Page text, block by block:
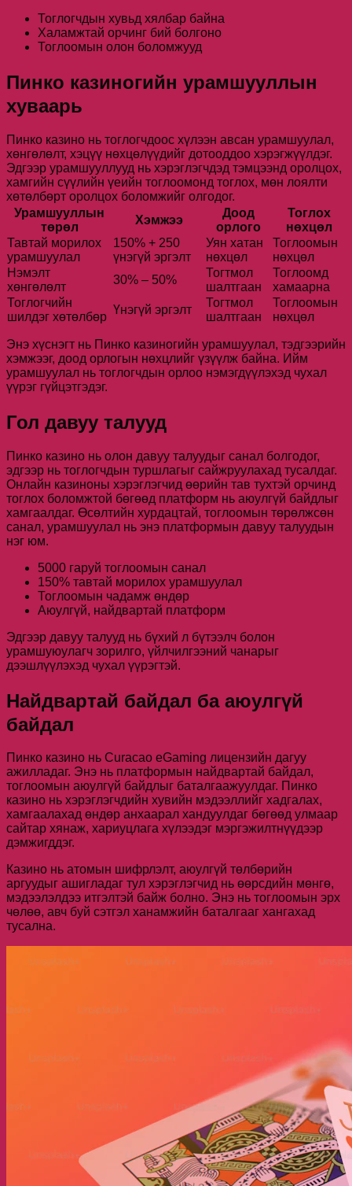
Тоглогчдын хувьд хялбар байна
Халамжтай орчинг бий болгоно
Тоглоомын олон боломжууд
Пинко казиногийн урамшууллын
хуваарь
Пинко казино нь тоглогчдоос хүлээн авсан урамшуулал,
хөнгөлөлт, хэцүү нөхцөлүүдийг дотооддоо хэрэгжүүлдэг.
Эдгээр урамшууллууд нь хэрэглэгчдэд тэмцээнд оролцох,
хамгийн сүүлийн үеийн тоглоомонд тоглох, мөн лоялти
хөтөлбөрт оролцох боломжийг олгодог.
Урамшууллын
төрөл
Хэмжээ
Доод
орлого
Тоглох
нөхцөл
Тавтай морилох
урамшуулал
150% + 250
үнэгүй эргэлт
Уян хатан
нөхцөл
Тоглоомын
нөхцөл
Нэмэлт
хөнгөлөлт
30% – 50%
Тогтмол
шалтгаан
Тоглоомд
хамаарна
Тоглогчийн
шилдэг хөтөлбөр
Үнэгүй эргэлт
Тогтмол
шалтгаан
Тоглоомын
нөхцөл
Энэ хүснэгт нь Пинко казиногийн урамшуулал, тэдгээрийн
хэмжээг, доод орлогын нөхцлийг үзүүлж байна. Ийм
урамшуулал нь тоглогчдын орлоо нэмэгдүүлэхэд чухал
үүрэг гүйцэтгэдэг.
Гол давуу талууд
Пинко казино нь олон давуу талуудыг санал болгодог,
эдгээр нь тоглогчдын туршлагыг сайжруулахад тусалдаг.
Онлайн казиноны хэрэглэгчид өөрийн тав тухтэй орчинд
тоглох боломжтой бөгөөд платформ нь аюулгүй байдлыг
хамгаалдаг. Өсөлтийн хурдацтай, тоглоомын төрөлжсөн
санал, урамшуулал нь энэ платформын давуу талуудын
нэг юм.
5000 гаруй тоглоомын санал
150% тавтай морилох урамшуулал
Тоглоомын чадамж өндөр
Аюулгүй, найдвартай платформ
Эдгээр давуу талууд нь бүхий л бүтээлч болон
урамшуюулагч зорилго, үйлчилгээний чанарыг
дээшлүүлэхэд чухал үүрэгтэй.
Найдвартай байдал ба аюулгүй
байдал
Пинко казино нь Curacao eGaming лицензийн дагуу
ажилладаг. Энэ нь платформын найдвартай байдал,
тоглоомын аюулгүй байдлыг баталгаажуулдаг. Пинко
казино нь хэрэглэгчдийн хувийн мэдээллийг хадгалах,
хамгаалахад өндөр анхаарал хандуулдаг бөгөөд улмаар
сайтар хянаж, хариуцлага хүлээдэг мэргэжилтнүүдээр
дэмжигддэг.
Казино нь атомын шифрлэлт, аюулгүй төлбөрийн
аргуудыг ашигладаг тул хэрэглэгчид нь өөрсдийн мөнгө,
мэдээлэлдээ итгэлтэй байж болно. Энэ нь тоглоомын эрх
чөлөө, авч буй сэтгэл ханамжийн баталгааг хангахад
тусална.